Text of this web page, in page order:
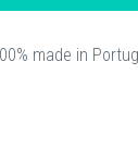
made in